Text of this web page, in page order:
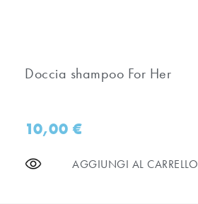
Doccia shampoo For Her
10,00€
AGGIUNGI AL CARRELLO